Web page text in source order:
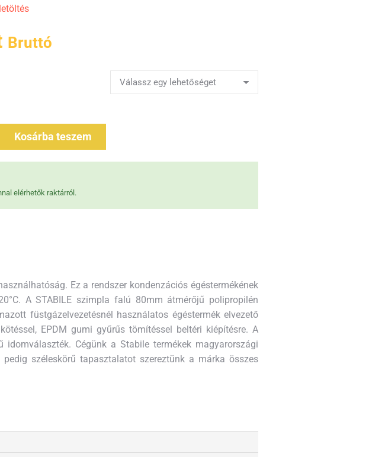
letöltés
Bruttó
Kosárba teszem
elérhetők raktárról.
Ez a rendszer kondenzációs égéstermékének
A STABILE szimpla falú 80mm átmérőjű polipropilén
füstgázelvezetésnél használatos égéstermék elvezető
EPDM gumi gyűrűs tömítéssel beltéri kiépítésre. A
idomválaszték. Cégünk a Stabile termékek magyarországi
széleskörű tapasztalatot szereztünk a márka összes